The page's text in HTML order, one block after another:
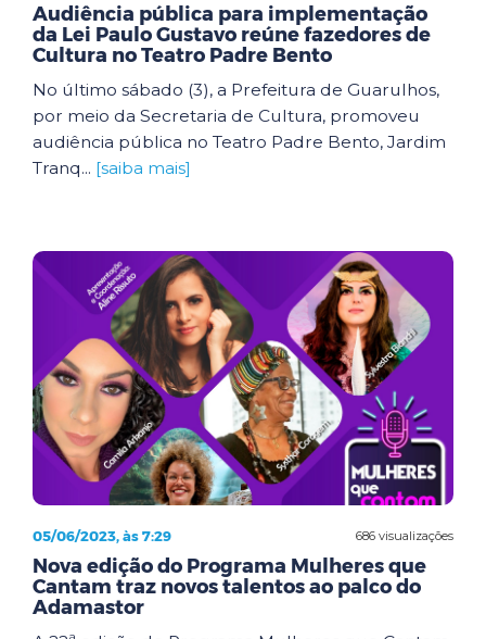
Audiência pública para implementação
da Lei Paulo Gustavo reúne fazedores de
Cultura no Teatro Padre Bento
No último sábado (3), a Prefeitura de Guarulhos,
por meio da Secretaria de Cultura, promoveu
audiência pública no Teatro Padre Bento, Jardim
Tranq... [saiba mais]
686 visualizações
05/06/2023, às 7:29
Nova edição do Programa Mulheres que
Cantam traz novos talentos ao palco do
Adamastor